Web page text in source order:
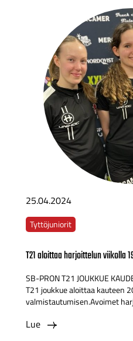
25.04.2024
Tyttöjuniorit
T21 aloittaa harjoittelun viikolla
SB-PRON T21 JOUKKUE
T21 joukkue aloittaa kauteen
valmistautumisen.Avoimet
Lue